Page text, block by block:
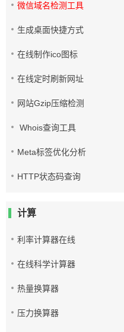
微信域名检测工具
生成桌面快捷方式
在线制作ico图标
在线定时刷新网址
网站Gzip压缩检测
Whois查询工具
Meta标签优化分析
HTTP状态码查询
计算
利率计算器在线
在线科学计算器
热量换算器
压力换算器